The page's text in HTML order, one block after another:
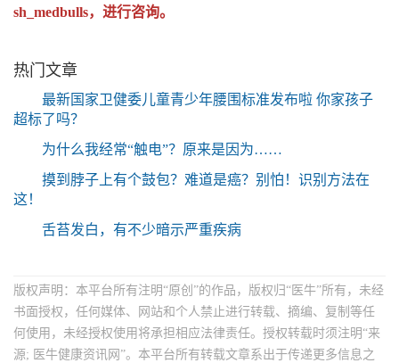
sh_medbulls，进行咨询。
热门文章
最新国家卫健委儿童青少年腰围标准发布啦 你家孩子
超标了吗？
为什么我经常“触电”？原来是因为……
摸到脖子上有个鼓包？难道是癌？别怕！识别方法在
这！
舌苔发白，有不少暗示严重疾病
版权声明：本平台所有注明“原创”的作品，版权归“医牛”所有，未经
书面授权，任何媒体、网站和个人禁止进行转载、摘编、复制等任
何使用，未经授权使用将承担相应法律责任。授权转载时须注明“来
源; 医牛健康资讯网”。本平台所有转载文章系出于传递更多信息之